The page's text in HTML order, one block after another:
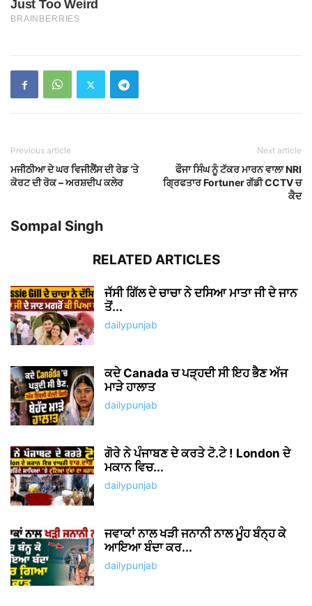
Previous article
ਮਜੀਠੀਆ ਦੇ ਘਰ ਵਿਜੀਲੈਂਸ ਦੀ ਰੇਡ ‘ਤੇ
ਕੋਰਟ ਦੀ ਰੋਕ – ਅਰਸ਼ਦੀਪ ਕਲੇਰ
Next article
ਫੌਜਾ ਸਿੰਘ ਨੂੰ ਟੱਕਰ ਮਾਰਨ ਵਾਲਾ NRI
ਗ੍ਰਿਫਤਾਰ Fortuner ਗੱਡੀ CCTV ਚ
ਕੈਦ
Sompal Singh
RELATED ARTICLES
ਜੱਸੀ ਗਿੱਲ ਦੇ ਚਾਚਾ ਨੇ ਦਸਿਆ ਮਾਤਾ ਜੀ ਦੇ ਜਾਨ
ਤੋਂ...
dailypunjab
ਕਦੇ Canada ਚ ਪੜ੍ਹਦੀ ਸੀ ਇਹ ਭੈਣ ਅੱਜ
ਮਾੜੇ ਹਾਲਾਤ
dailypunjab
ਗੋਰੇ ਨੇ ਪੰਜਾਬਣ ਦੇ ਕਰਤੇ ਟੋ.ਟੇ ! London ਦੇ
ਮਕਾਨ ਵਿਚ...
dailypunjab
ਜਵਾਕਾਂ ਨਾਲ ਖੜੀ ਜਨਾਨੀ ਨਾਲ ਮੂੰਹ ਬੰਨ੍ਹ ਕੇ
ਆਇਆ ਬੰਦਾ ਕਰ...
dailypunjab